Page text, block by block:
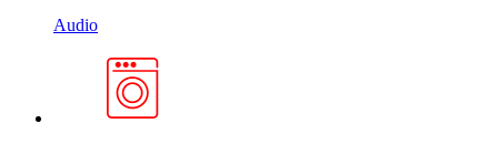
Audio